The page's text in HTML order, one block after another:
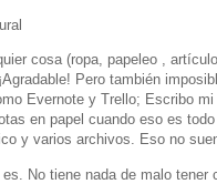
cosa (ropa, papeleo ,
Pero también
Evernote y Trello; Escribo
en papel cuando eso es
y varios archivos. Eso no
No tiene nada de malo